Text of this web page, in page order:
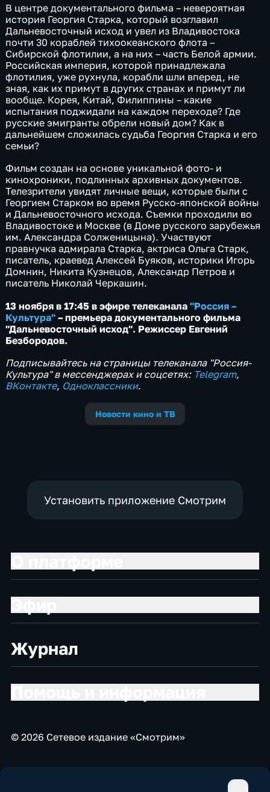
В центре документального фильма – невероятная
история Георгия Старка, который возглавил
Дальневосточный исход и увел из Владивостока
почти 30 кораблей тихоокеанского флота –
Сибирской флотилии, а на них – часть Белой армии.
Российская империя, которой принадлежала
флотилия, уже рухнула, корабли шли вперед, не
зная, как их примут в других странах и примут ли
вообще. Корея, Китай, Филиппины – какие
испытания поджидали на каждом переходе? Где
русские эмигранты обрели новый дом? Как в
дальнейшем сложилась судьба Георгия Старка и его
семьи?
Фильм создан на основе уникальной фото- и
кинохроники, подлинных архивных документов.
Телезрители увидят личные вещи, которые были с
Георгием Старком во время Русско-японской войны
и Дальневосточного исхода. Съемки проходили во
Владивостоке и Москве (в Доме русского зарубежья
им. Александра Солженицына). Участвуют
правнучка адмирала Старка, актриса Ольга Старк,
писатель, краевед Алексей Буяков, историки Игорь
Домнин, Никита Кузнецов, Александр Петров и
писатель Николай Черкашин.
13 ноября в 17:45 в эфире телеканала"Россия –
Культура" – премьера документального фильма
"Дальневосточный исход". Режиссер Евгений
Безбородов.
Подписывайтесь на страницы телеканала "Россия-
Культура" в мессенджерах и соцсетях: Telegram,
ВКонтакте, Одноклассники.
Новости кино и ТВ
Установить приложение Смотрим
Журнал
© 2026 Сетевое издание «Смотрим»